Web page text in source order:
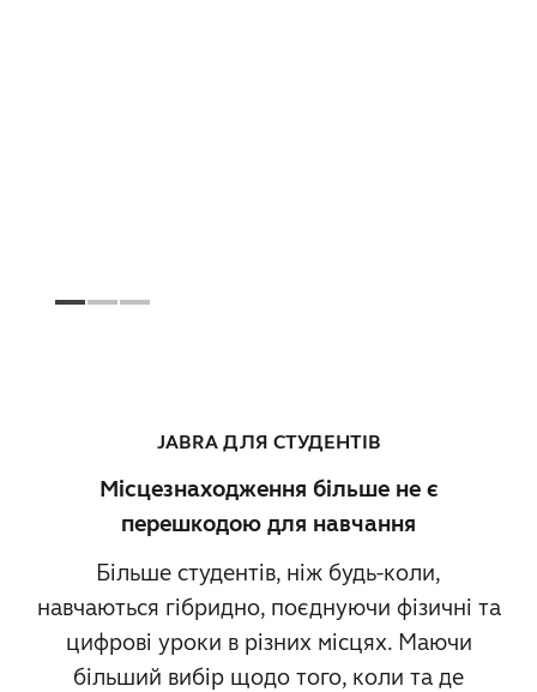
JABRA ДЛЯ СТУДЕНТІВ
Місцезнаходження більше не є
перешкодою для навчання
Більше студентів, ніж будь-коли,
навчаються гібридно, поєднуючи фізичні та
цифрові уроки в різних місцях. Маючи
більший вибір щодо того, коли та де